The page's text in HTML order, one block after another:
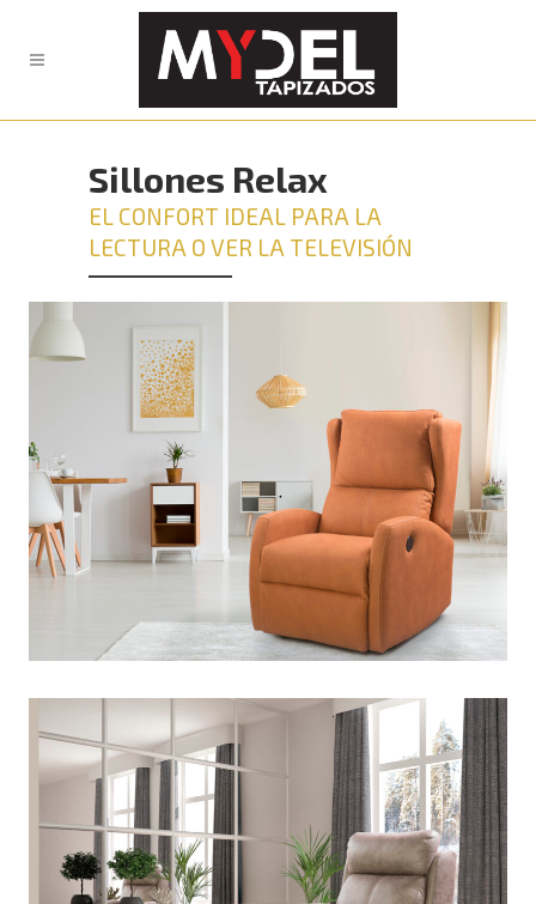
Sillones Relax
EL CONFORT IDEAL PARA LA
LECTURA O VER LA TELEVISIÓN